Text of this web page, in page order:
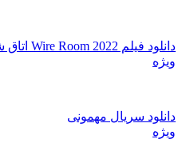
دانلود فیلم Wire Room 2022 اتاق شنود
ویژه
دانلود سریال مهمونی
ویژه